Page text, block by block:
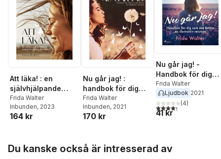
Att läka! : en
självhjälpande
handbok för
läkning efter en
destruktiv relation
Frida Walter
Inbunden, 2023
164 kr
Nu går jag! :
handbok för dig
som ska lämna en
destruktiv relation
Frida Walter
Inbunden, 2021
170 kr
Nu går jag! -
Handbok för dig
som ska lämna en
destruktiv relation
Frida Walter
Ljudbok 2021
4,3utav 5 stjärnor.
(4)
41 kr
Du kanske också är intresserad av